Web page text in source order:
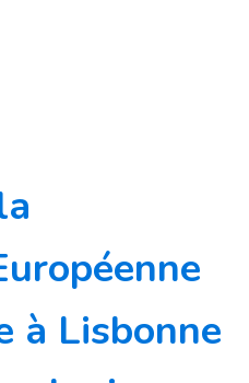
à Lisbonne